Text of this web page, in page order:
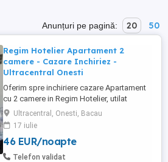
Anunțuri pe pagină: 20 50
Regim Hotelier Apartament 2
camere - Cazare Inchiriez -
Ultracentral Onesti
Oferim spre inchiriere cazare Apartament
cu 2 camere in Regim Hotelier, utilat
modern si complet mobilat, toate
echipamentele fiind in perfecta stare de
functionare. Locatia este situata intr-o
zona Ultracentrala si usor accesibila a
orasului Onesti, oferindu-va totodata un
Ultracentral, Onesti, Bacau
17 iulie
46 EUR/noapte
Telefon validat